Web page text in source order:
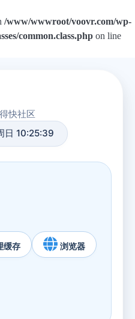
/www/wwwroot/voovr.com/wp-
common.class.php on line